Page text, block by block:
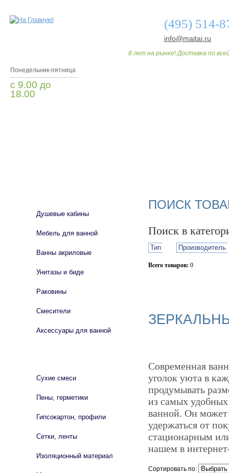
(495) 514-
info@maitai.ru
8 лет на рынке! Доставка по
Понедельник-пятница
с 9.00 до
18.00
ПОИСК
Поиск в
Тип Производитель
Всего товаров: 0
Современная
уголок уюта в
продумывать
из самых
ванной. Он
удержаться от
стационарным
нашем в
Сортировать по:
Душевые кабины
Мебель для ванной
Ванны акриловые
Унитазы и биде
Раковины
Смесители
Аксессуары для ванной
Сухие смеси
Пены, герметики
Гипсокартон, профили
Сетки, ленты
Изоляционный материал